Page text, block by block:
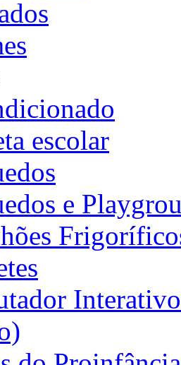
escolar
e